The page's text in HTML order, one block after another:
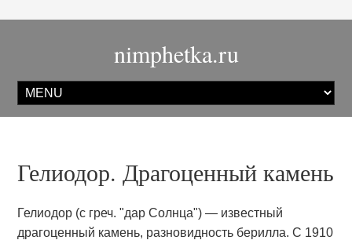
nimphetka.ru
Гелиодор. Драгоценный камень
Гелиодор (с греч. "дар Солнца") — известный
драгоценный камень, разновидность берилла. С 1910